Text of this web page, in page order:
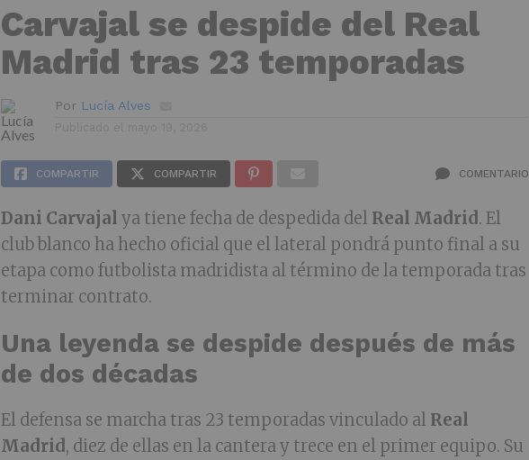
Carvajal se despide del Real
Madrid tras 23 temporadas
Por Lucía Alves
COMPARTIR COMPARTIR COMENTARIO
Dani Carvajal ya tiene fecha de despedida del Real Madrid . El
club blanco ha hecho oficial que el lateral pondrá punto final a su
etapa como futbolista madridista al término de la temporada tras
terminar contrato.
Una leyenda se despide después de más
de dos décadas
El defensa se marcha tras 23 temporadas vinculado al Real
Madrid , diez de ellas en la cantera y trece en el primer equipo. Su